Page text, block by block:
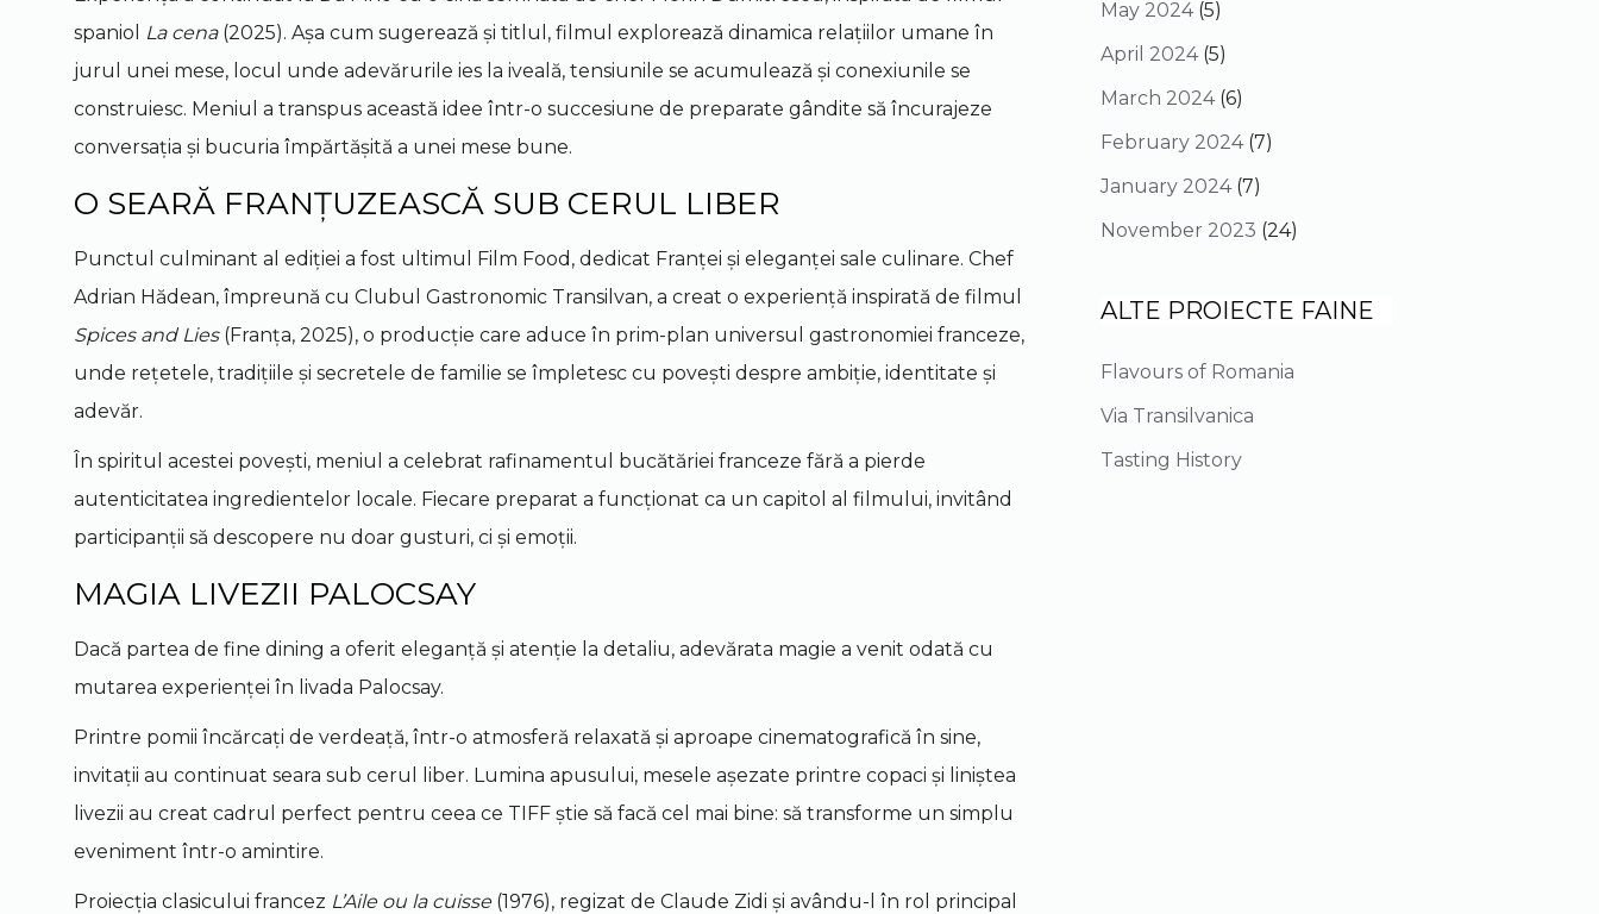
spaniol
La cena(2025). Așa cum sugerează și titlul, filmul explorează dinamica relațiilor umane în
jurul unei mese, locul unde adevărurile ies la iveală, tensiunile se acumulează și conexiunile se
construiesc. Meniul a transpus această idee într-o succesiune de preparate gândite să încurajeze
conversația și bucuria împărtășită a unei mese bune.
O SEARĂ FRANȚUZEASCĂ SUB CERUL LIBER
Punctul culminant al ediției a fost ultimul Film Food, dedicat Franței și eleganței sale culinare. Chef
Adrian Hădean, împreună cu Clubul Gastronomic Transilvan, a creat o experiență inspirată de filmul
Spices and Lies(Franța, 2025), o producție care aduce în prim-plan universul gastronomiei franceze,
unde rețetele, tradițiile și secretele de familie se împletesc cu povești despre ambiție, identitate și
adevăr.
În spiritul acestei povești, meniul a celebrat rafinamentul bucătăriei franceze fără a pierde
autenticitatea ingredientelor locale. Fiecare preparat a funcționat ca un capitol al filmului, invitând
participanții să descopere nu doar gusturi, ci și emoții.
MAGIA LIVEZII PALOCSAY
Dacă partea de fine dining a oferit eleganță și atenție la detaliu, adevărata magie a venit odată cu
mutarea experienței în livada Palocsay.
Printre pomii încărcați de verdeață, într-o atmosferă relaxată și aproape cinematografică în sine,
invitații au continuat seara sub cerul liber. Lumina apusului, mesele așezate printre copaci și liniștea
livezii au creat cadrul perfect pentru ceea ce TIFF știe să facă cel mai bine: să transforme un simplu
eveniment într-o amintire.
Proiecția clasicului francez L’Aile ou la cuisse(1976), regizat de Claude Zidi și avându-l în rol principal
May 2024(5)
April 2024(5)
March 2024(6)
February 2024(7)
January 2024(7)
November 2023 (24)
ALTE PROIECTE FAINE
Flavours of Romania
Via Transilvanica
Tasting History